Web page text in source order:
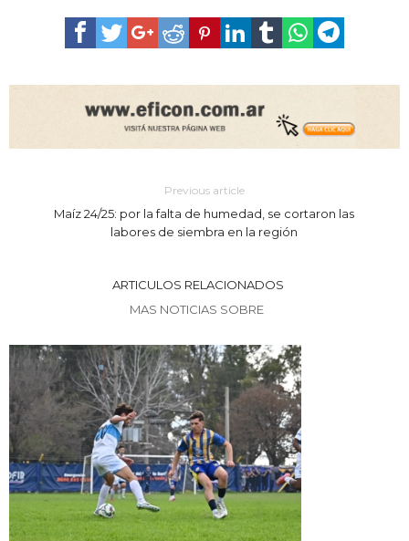
Previous article
Maíz 24/25: por la falta de humedad, se cortaron las
labores de siembra en la región
ARTICULOS RELACIONADOS
MAS NOTICIAS SOBRE